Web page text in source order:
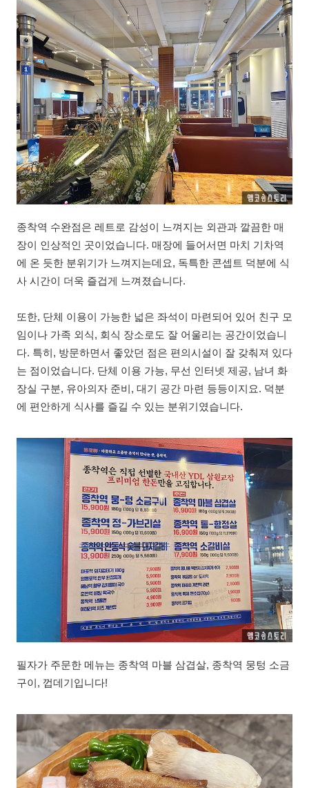
종착역 수완점은 레트로 감성이 느껴지는 외관과 깔끔한 매
장이 인상적인 곳이었습니다. 매장에 들어서면 마치 기차역
에 온 듯한 분위기가 느껴지는데요, 독특한 콘셉트 덕분에 식
사 시간이 더욱 즐겁게 느껴졌습니다.
또한, 단체 이용이 가능한 넓은 좌석이 마련되어 있어 친구 모
임이나 가족 외식, 회식 장소로도 잘 어울리는 공간이었습니
다. 특히, 방문하면서 좋았던 점은 편의시설이 잘 갖춰져 있다
는 점이었습니다. 단체 이용 가능, 무선 인터넷 제공, 남녀 화
장실 구분, 유아의자 준비, 대기 공간 마련 등등이지요. 덕분
에 편안하게 식사를 즐길 수 있는 분위기였습니다.
필자가 주문한 메뉴는 종착역 마블 삼겹살, 종착역 뭉텅 소금
구이, 껍데기입니다!